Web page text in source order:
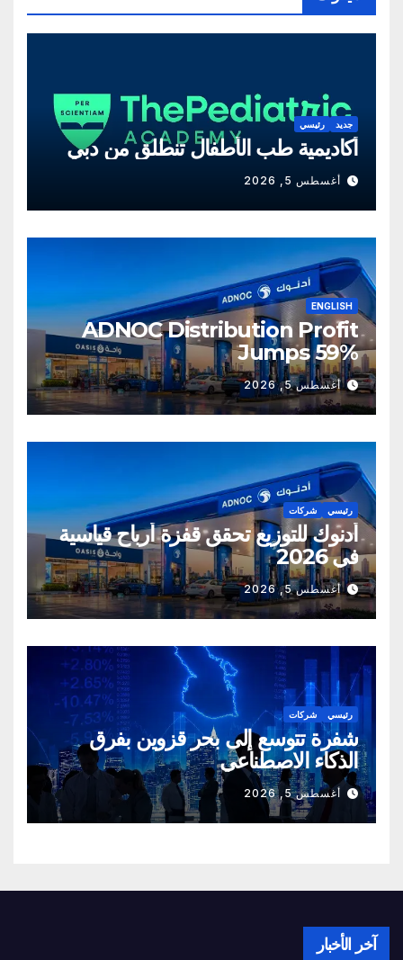
جديد رئيسي
أكاديمية طب الأطفال تنطلق من دبي
أغسطس 5, 2026
ENGLISH
ADNOC Distribution Profit
Jumps 59%
أغسطس 5, 2026
رئيسي شركات
أدنوك للتوزيع تحقق قفزة أرباح قياسية
في 2026
أغسطس 5, 2026
رئيسي شركات
شفرة تتوسع إلى بحر قزوين بفرق
الذكاء الاصطناعي
أغسطس 5, 2026
آخر الأخبار